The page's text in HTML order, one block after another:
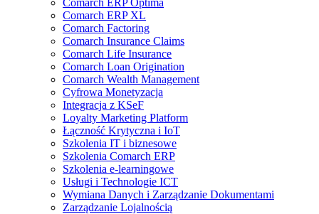
Comarch ERP Optima
Comarch ERP XL
Comarch Factoring
Comarch Insurance Claims
Comarch Life Insurance
Comarch Loan Origination
Comarch Wealth Management
Cyfrowa Monetyzacja
Integracja z KSeF
Loyalty Marketing Platform
Łączność Krytyczna i IoT
Szkolenia IT i biznesowe
Szkolenia Comarch ERP
Szkolenia e-learningowe
Usługi i Technologie ICT
Wymiana Danych i Zarządzanie Dokumentami
Zarządzanie Lojalnością